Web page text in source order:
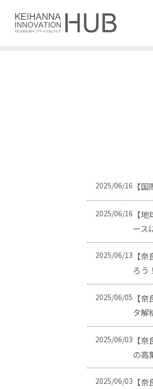
content
2025/06/16 【
2025/06/16 【
ース
2025/06/13 【
ろう
2025/06/05 【
タ解
2025/06/03 【
の高
2025/06/03 【